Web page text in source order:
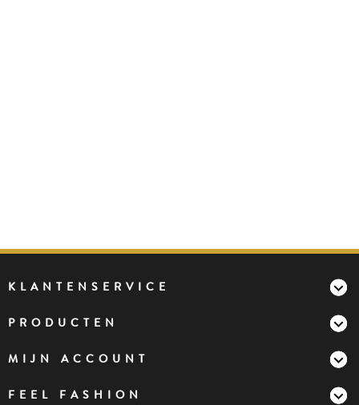
KLANTENSERVICE
PRODUCTEN
MIJN ACCOUNT
FEEL FASHION